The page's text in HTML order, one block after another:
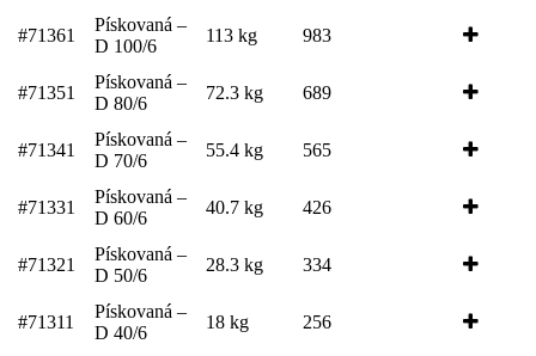
#71361
Pískovaná –
D 100/6
113 kg 983
#71351
Pískovaná –
D 80/6
72.3 kg 689
#71341
Pískovaná –
D 70/6
55.4 kg 565
#71331
Pískovaná –
D 60/6
40.7 kg 426
#71321
Pískovaná –
D 50/6
28.3 kg 334
#71311
Pískovaná –
D 40/6
18 kg 256